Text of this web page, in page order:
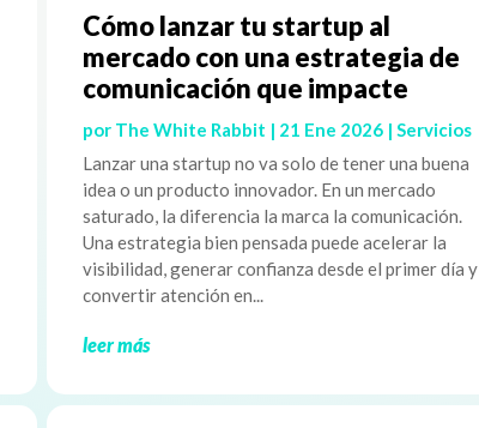
Cómo lanzar tu startup al
mercado con una estrategia de
comunicación que impacte
por The White Rabbit | 21 Ene 2026| Servicios
Lanzar una startup no va solo de tener una buena
idea o un producto innovador. En un mercado
saturado, la diferencia la marca la comunicación.
Una estrategia bien pensada puede acelerar la
visibilidad, generar confianza desde el primer día y
convertir atención en...
leer más